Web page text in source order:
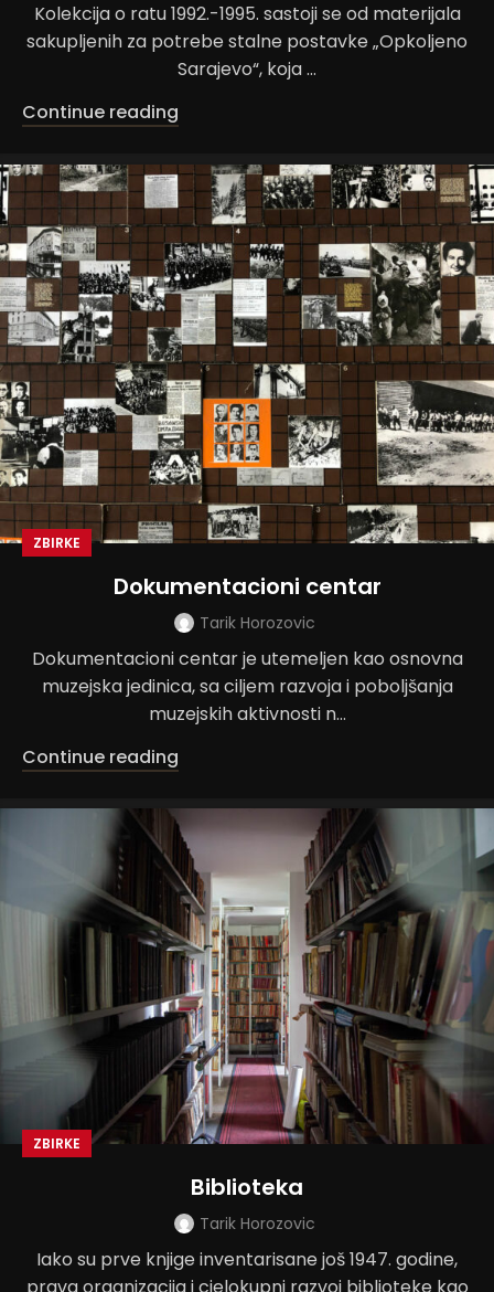
Kolekcija o ratu 1992.-1995. sastoji se od materijala
sakupljenih za potrebe stalne postavke „Opkoljeno
Sarajevo“, koja ...
Continue reading
ZBIRKE
Dokumentacioni centar
Tarik Horozovic
Dokumentacioni centar je utemeljen kao osnovna
muzejska jedinica, sa ciljem razvoja i poboljšanja
muzejskih aktivnosti n...
Continue reading
ZBIRKE
Biblioteka
Tarik Horozovic
Iako su prve knjige inventarisane još 1947. godine,